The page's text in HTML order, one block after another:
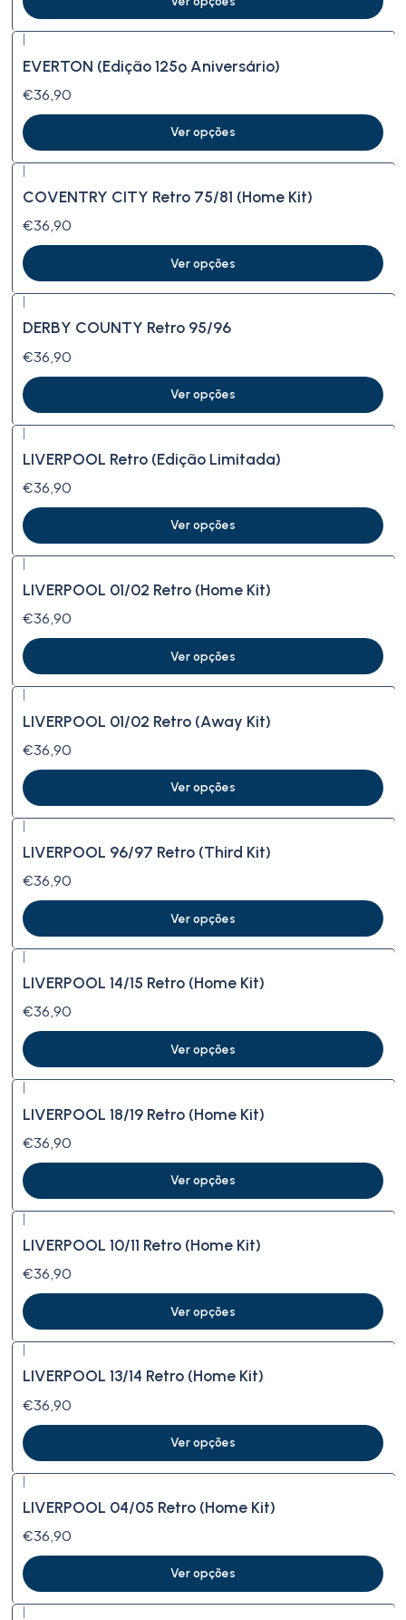
EVERTON (Edição 125º Aniversário)
€36,90
Ver opções
COVENTRY CITY Retro 75/81 (Home Kit)
€36,90
Ver opções
DERBY COUNTY Retro 95/96
€36,90
Ver opções
|
LIVERPOOL Retro (Edição Limitada)
€36,90
Ver opções
LIVERPOOL 01/02 Retro (Home Kit)
€36,90
Ver opções
LIVERPOOL 01/02 Retro (Away Kit)
€36,90
Ver opções
|
LIVERPOOL 96/97 Retro (Third Kit)
€36,90
Ver opções
LIVERPOOL 14/15 Retro (Home Kit)
€36,90
Ver opções
LIVERPOOL 18/19 Retro (Home Kit)
€36,90
Ver opções
LIVERPOOL 10/11 Retro (Home Kit)
€36,90
Ver opções
LIVERPOOL 13/14 Retro (Home Kit)
€36,90
Ver opções
|
LIVERPOOL 04/05 Retro (Home Kit)
€36,90
Ver opções